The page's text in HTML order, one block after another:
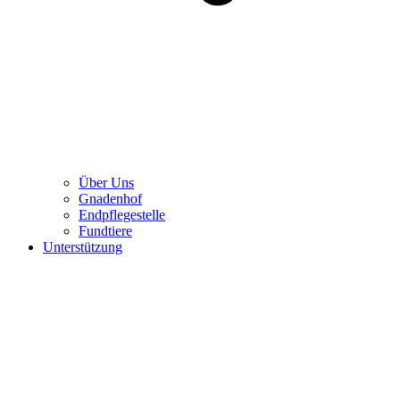
Über Uns
Gnadenhof
Endpflegestelle
Fundtiere
Unterstützung